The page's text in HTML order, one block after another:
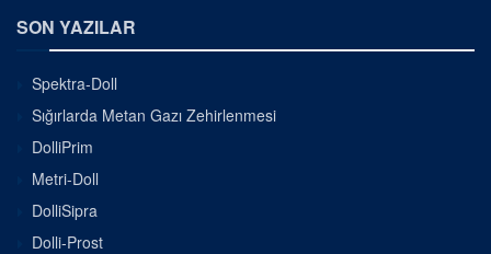
SON YAZILAR
Spektra-Doll
Sığırlarda Metan Gazı Zehirlenmesi
DolliPrim
Metri-Doll
DolliSipra
Dolli-Prost